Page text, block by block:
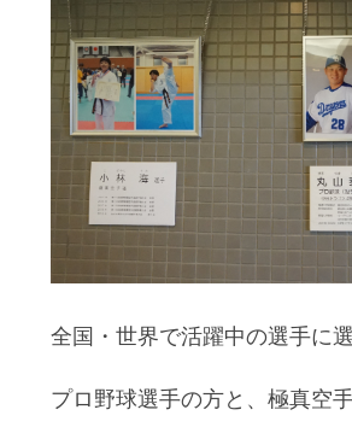
全国・世界で活躍中の選手に
プロ野球選手の方と、極真空